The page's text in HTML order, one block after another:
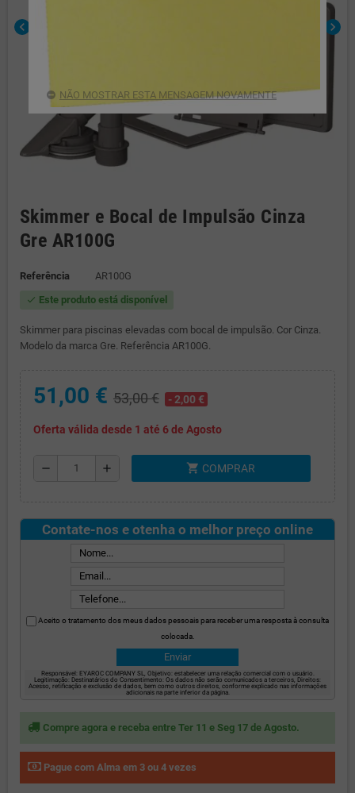
chevron_left chevron_right
Skimmer e Bocal de Impulsão Cinza
Gre AR100G
Referência AR100G
check Este produto está disponível
Skimmer para piscinas elevadas com bocal de impulsão. Cor Cinza.
Modelo da marca Gre. Referência AR100G.
51,00 € 53,00 € - 2,00 €
Oferta válida desde 1 até 6 de Agosto
remove add shopping_cart COMPRAR
Contate-nos e otenha o melhor preço online
Aceito o tratamento dos meus dados pessoais para receber uma resposta à consulta
colocada.
Responsável: EYAROC COMPANY SL, Objetivo: estabelecer uma relação comercial com o usuário.
Legitimação: Destinatários do Consentimento: Os dados não serão comunicados a terceiros, Direitos:
Acesso, retificação e exclusão de dados, bem como outros direitos, conforme explicado nas informações
adicionais na parte inferior da página.
Compre agora e receba entre Ter 11 e Seg 17 de Agosto.
Pague com Alma em 3 ou 4 vezes
NÃO MOSTRAR ESTA MENSAGEM NOVAMENTE